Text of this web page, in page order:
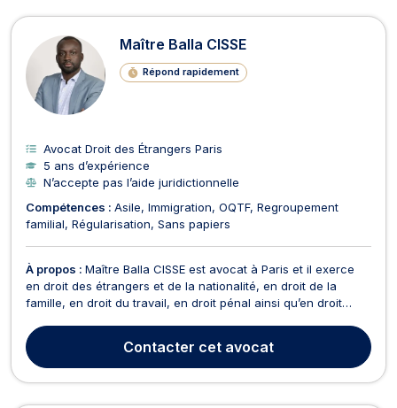
Maître Balla CISSE
Répond rapidement
Avocat Droit des Étrangers Paris
5 ans d’expérience
N’accepte pas l’aide juridictionnelle
Compétences : Asile Immigration OQTF Regroupement
familial Régularisation Sans papiers
À propos : Maître Balla CISSE est avocat à Paris et il exerce
en droit des étrangers et de la nationalité, en droit de la
famille, en droit du travail, en droit pénal ainsi qu’en droit
de la nationalité traite les dossiers relatifs aux demandes de
visa, de régularisation, d...
Contacter cet avocat